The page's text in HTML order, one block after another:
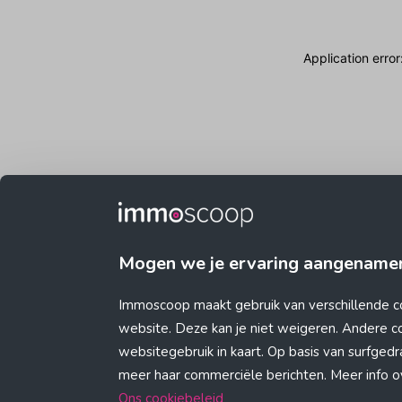
Mogen we je ervaring
Immoscoop maakt gebruik van verschillende
website. Deze kan je niet weigeren. Andere
websitegebruik in kaart. Op basis van
meer haar commerciële berichten. Meer info
Ons cookiebeleid
Application